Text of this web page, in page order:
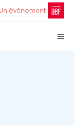
évènement